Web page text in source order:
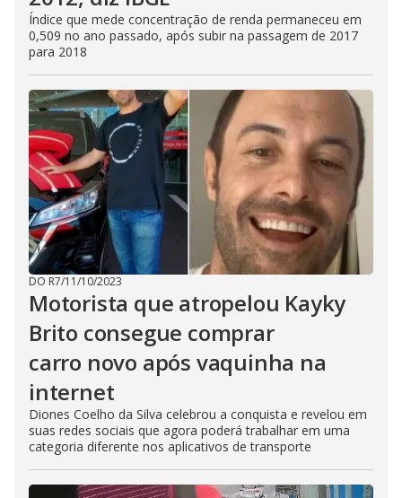
Índice que mede concentração de renda permaneceu em
0,509 no ano passado, após subir na passagem de 2017
para 2018
DO R7/11/10/2023
Motorista que atropelou Kayky
Brito consegue comprar
carro novo após vaquinha na
internet
Diones Coelho da Silva celebrou a conquista e revelou em
suas redes sociais que agora poderá trabalhar em uma
categoria diferente nos aplicativos de transporte